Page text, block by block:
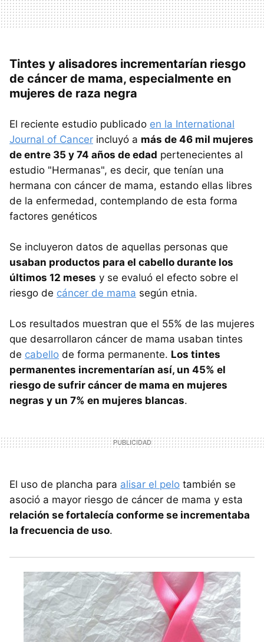
Tintes y alisadores incrementarían riesgo
de cáncer de mama, especialmente en
mujeres de raza negra
El reciente estudio publicado en la International
Journal of Cancer incluyó a más de 46 mil mujeres
de entre 35 y 74 años de edad pertenecientes al
estudio "Hermanas", es decir, que tenían una
hermana con cáncer de mama, estando ellas libres
de la enfermedad, contemplando de esta forma
factores genéticos
Se incluyeron datos de aquellas personas que
usaban productos para el cabello durante los
últimos 12 meses y se evaluó el efecto sobre el
riesgo de cáncer de mama según etnia.
Los resultados muestran que el 55% de las mujeres
que desarrollaron cáncer de mama usaban tintes
de cabello de forma permanente. Los tintes
permanentes incrementarían así, un 45% el
riesgo de sufrir cáncer de mama en mujeres
negras y un 7% en mujeres blancas.
El uso de plancha para alisar el pelo también se
asoció a mayor riesgo de cáncer de mama y esta
relación se fortalecía conforme se incrementaba
la frecuencia de uso.